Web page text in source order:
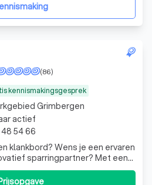
kennismakingsgesprek
(86)
je een ervaren
sparringpartner? Met een
gaan we samen voor
meet!
Grimbergen
actief
48 54 66